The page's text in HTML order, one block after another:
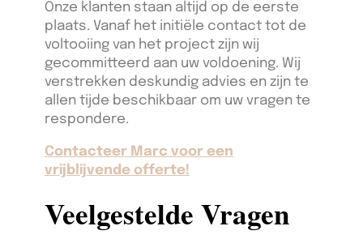
Onze klanten staan altijd op de eerste
plaats. Vanaf het initiële contact tot de
voltooiing van het project zijn wij
gecommitteerd aan uw voldoening. Wij
verstrekken deskundig advies en zijn te
allen tijde beschikbaar om uw vragen te
respondere.
Contacteer Marc voor een
vrijblijvende offerte!
Veelgestelde Vragen